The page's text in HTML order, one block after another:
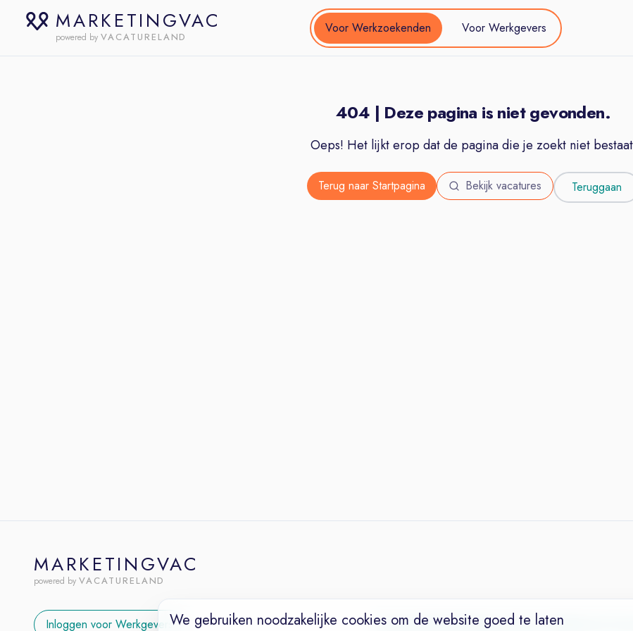
MARKETINGVAC
powered by VACATURELAND
Voor Werkzoekenden Voor Werkgevers
404 | Deze pagina is niet gevonden.
Oeps! Het lijkt erop dat de pagina die je zoekt niet
Terug naar Startpagina Bekijk vacatures Teruggaan
MARKETINGVAC
powered by VACATURELAND
Inloggen voor Werkgevers VacaturesNichesWerkgeversOver OnsMaak een
We gebruiken noodzakelijke cookies om de website goed te laten